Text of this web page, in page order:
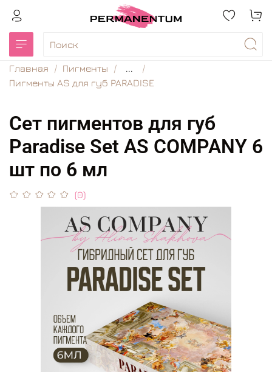
Главная Пигменты
...
Пигменты AS для губ PARADISE
Сет пигментов для губ
Paradise Set AS COMPANY 6
шт по 6 мл
(0)